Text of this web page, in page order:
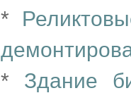
*
* Здание